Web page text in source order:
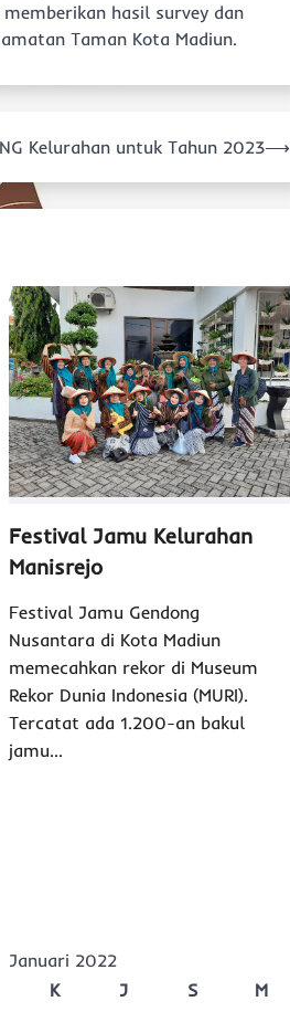
hasil survey dan
Taman Kota Madiun.
Kelurahan untuk Tahun 2023⟶
Festival Jamu Kelurahan
Manisrejo
Festival Jamu Gendong
Nusantara di Kota Madiun
memecahkan rekor di Museum
Rekor Dunia Indonesia (MURI).
Tercatat ada 1.200-an bakul
jamu…
Januari 2022
K J S
M